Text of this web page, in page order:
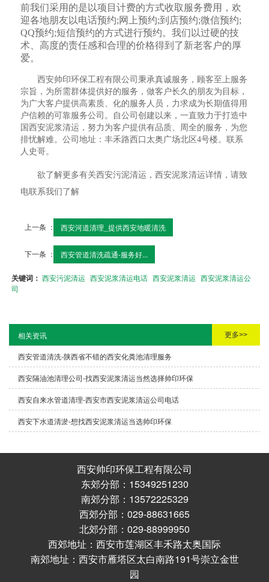
前我们采用的是以项目计费的方式收取服务费用，欢
迎各地朋友以电话预约;网上预约;到店预约;微信预约;
QQ预约;短信预约的方式进行预约。我们以过硬的技
术、高度的责任感和合理的价格得到了新老客户的厚
爱。
西安帅印环保工程有限公司秉承真诚服务，顾客至上服务
宗旨，为所需群体提供好的服务，做客户长久的朋友为目标，
为广大客户提供高素质、化的服务人员，力求成为长期值得用
户信赖的可靠服务公司。自公司创建以来，一直致力于打造中
国西安泥浆清运，努力为客户提供有品质、周全的服务，为您
排忧解难。公司地址：丰禾路西口太奥广场北区4号楼。联系
人史哥。
欲了解更多有关西安污泥清运，西安泥浆清运详情，请致
电联系我们了解
上一条 ： 西安河道清理_提供西安地暖清洗
下一条 ： 西安管道清洗疏通-服务好...
关键词：西安污泥清运 西安泥浆清运电话 西安泥浆清运 西安泥浆清运公
司
相关资讯 更多>>
西安管道清洗-陕西省不错的西安化粪池清理服务
西安隔油池清理公司-找西安泥浆清运当然选择帅印环保
西安自来水管道清理-西安市西安泥浆清运公司电话
西安下水道清淤-想找西安泥浆清运当选帅印环保
西安帅印环保工程有限公司
东郊分部：15349251230
南郊分部：13572225329
西郊分部：029-88631665
北郊分部：029-88999950
西郊地址：西安市莲湖区丰禾路太奥国际
南郊地址：西安市雁塔区太白南路191号崇立金世
园